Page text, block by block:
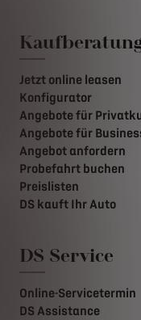
Jetzt online leasen
Konfigurator
Angebote für
Angebote für
Angebot anfordern
Probefahrt buchen
Preislisten
DS kauft Ihr Auto
DS Service
Online-Servicetermin
DS Assistance